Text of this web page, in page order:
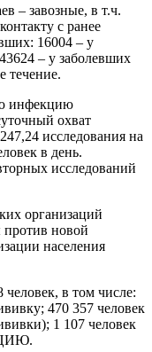
– завозные, в т.ч.
с ранее
16004 – у
– у заболевших
течение.
инфекцию
охват
исследования на
в день.
исследований
организаций
против новой
населения
в том числе:
470 357 человек
1 107 человек